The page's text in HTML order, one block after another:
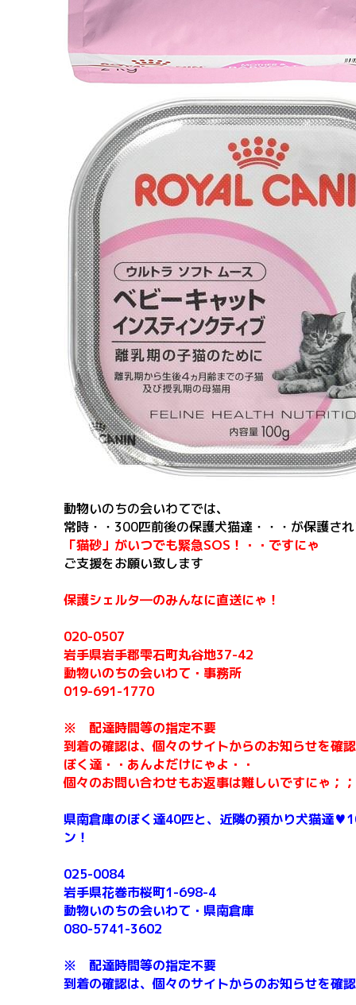
動物いのちの会いわてでは、
常時・・300匹前後の保護犬猫達・・・が保護さ
「猫砂」がいつでも緊急SOS！・・ですにゃ
ご支援をお願い致します
保護シェルタ―のみんなに直送にゃ！
020-0507
岩手県岩手郡雫石町丸谷地37-42
動物いのちの会いわて・事務所
019-691-1770
※ 配達時間等の指定不要
到着の確認は、個々のサイトからのお知らせを確
ぼく達・・あんよだけにゃよ・・
個々のお問い合わせもお返事は難しいですにゃ；
県南倉庫のぼく達40匹と、近隣の預かり犬猫達
ン！
025-0084
岩手県花巻市桜町1-698-4
動物いのちの会いわて・県南倉庫
080-5741-3602
※ 配達時間等の指定不要
到着の確認は、個々のサイトからのお知らせを確